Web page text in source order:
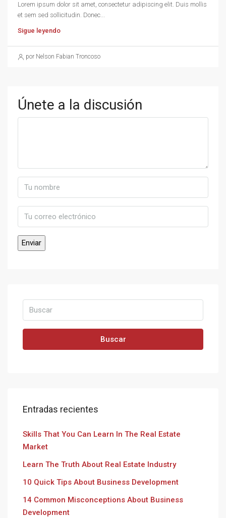
Lorem ipsum dolor sit amet, consectetur adipiscing elit. Duis mollis
et sem sed sollicitudin. Donec...
Sigue leyendo
por Nelson Fabian Troncoso
Únete a la discusión
Buscar
Entradas recientes
Skills That You Can Learn In The Real Estate
Market
Learn The Truth About Real Estate Industry
10 Quick Tips About Business Development
14 Common Misconceptions About Business
Development